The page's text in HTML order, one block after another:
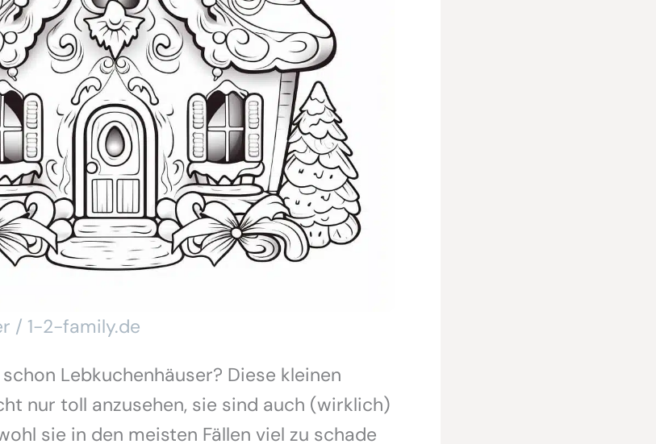
/ 1-2-family.de
Lebkuchenhäuser? Diese kleinen
nur toll anzusehen, sie sind auch (wirklich)
sie in den meisten Fällen viel zu schade